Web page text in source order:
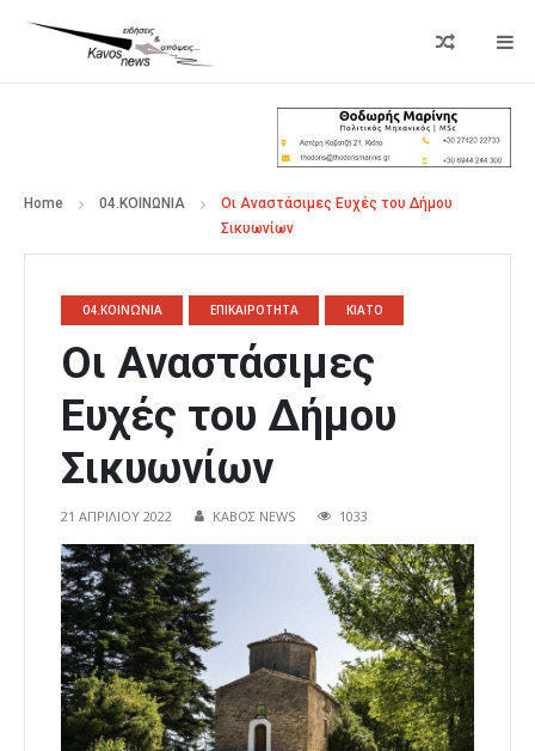
Home 04.ΚΟΙΝΩΝΙΑ
Οι Αναστάσιμες Ευχές του Δήμου
Σικυωνίων
04.ΚΟΙΝΩΝΙΑ ΕΠΙΚΑΙΡΟΤΗΤΑ ΚΙΑΤΟ
Οι Αναστάσιμες
Ευχές του Δήμου
Σικυωνίων
21 ΑΠΡΙΛΊΟΥ 2022 ΚΑΒΟΣ NEWS 1033